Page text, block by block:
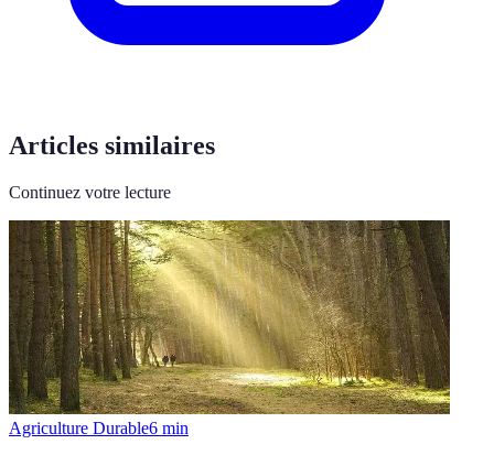
Articles similaires
Continuez votre lecture
Agriculture Durable6 min